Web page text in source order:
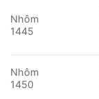
Nhôm
1445
Nhôm
1450